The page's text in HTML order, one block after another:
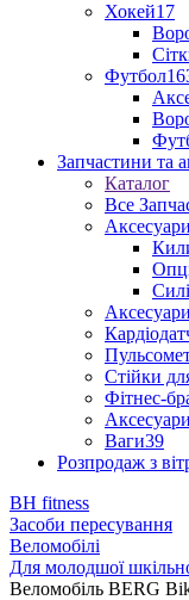
Хокей17
Футбол
Запчастини та
Каталог
Все
Стійки
Фітнес-
Ваги39
Розпродаж з
BH fitness
Засоби пересування
Веломобілі
Для молодшої
Веломобіль BERG